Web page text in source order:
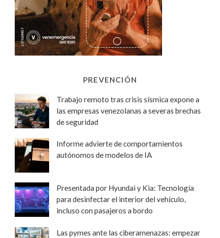
PREVENCIÓN
Trabajo remoto tras crisis sísmica expone a
las empresas venezolanas a severas brechas
de seguridad
Informe advierte de comportamientos
autónomos de modelos de IA
Presentada por Hyundai y Kia: Tecnología
para desinfectar el interior del vehículo,
incluso con pasajeros a bordo
Las pymes ante las ciberamenazas: empezar